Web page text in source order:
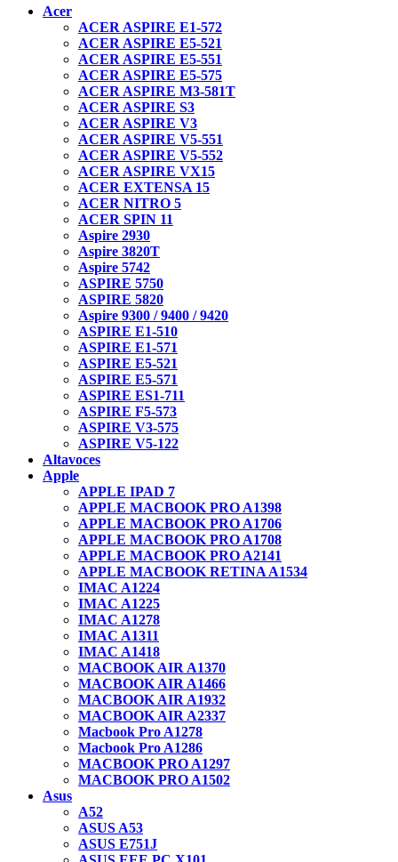
Acer
ACER ASPIRE E1-572
ACER ASPIRE E5-521
ACER ASPIRE E5-551
ACER ASPIRE E5-575
ACER ASPIRE M3-581T
ACER ASPIRE S3
ACER ASPIRE V3
ACER ASPIRE V5-551
ACER ASPIRE V5-552
ACER ASPIRE VX15
ACER EXTENSA 15
ACER NITRO 5
ACER SPIN 11
Aspire 2930
Aspire 3820T
Aspire 5742
ASPIRE 5750
ASPIRE 5820
Aspire 9300 / 9400 / 9420
ASPIRE E1-510
ASPIRE E1-571
ASPIRE E5-521
ASPIRE E5-571
ASPIRE ES1-711
ASPIRE F5-573
ASPIRE V3-575
ASPIRE V5-122
Altavoces
Apple
APPLE IPAD 7
APPLE MACBOOK PRO A1398
APPLE MACBOOK PRO A1706
APPLE MACBOOK PRO A1708
APPLE MACBOOK PRO A2141
APPLE MACBOOK RETINA A1534
IMAC A1224
IMAC A1225
IMAC A1278
IMAC A1311
IMAC A1418
MACBOOK AIR A1370
MACBOOK AIR A1466
MACBOOK AIR A1932
MACBOOK AIR A2337
Macbook Pro A1278
Macbook Pro A1286
MACBOOK PRO A1297
MACBOOK PRO A1502
Asus
A52
ASUS A53
ASUS E751J